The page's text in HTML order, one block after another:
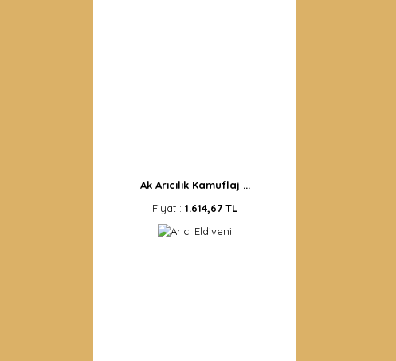
Ak Arıcılık Kamuflaj ...
Fiyat : 1.614,67 TL